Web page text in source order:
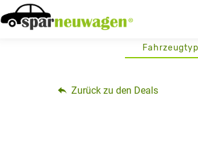
Skip
to
Fahrzeugtyp
Zurück zu den Deals